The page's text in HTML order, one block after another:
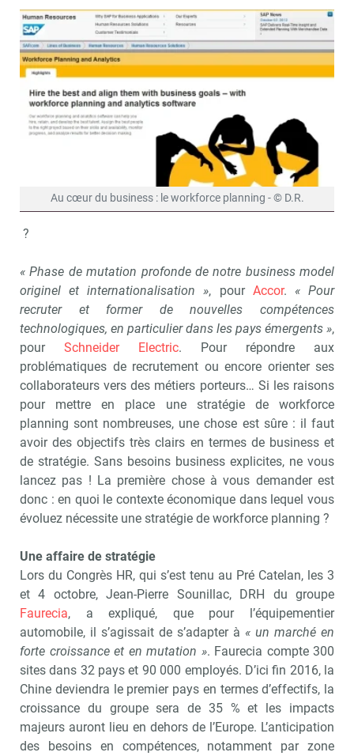
Au cœur du business : le workforce planning - © D.R.
?
« Phase de mutation profonde de notre business model
originel et internationalisation », pour Accor. « Pour
recruter et former de nouvelles compétences
technologiques, en particulier dans les pays émergents »,
pour Schneider Electric. Pour répondre aux
problématiques de recrutement ou encore orienter ses
collaborateurs vers des métiers porteurs… Si les raisons
pour mettre en place une stratégie de workforce
planning sont nombreuses, une chose est sûre : il faut
avoir des objectifs très clairs en termes de business et
de stratégie. Sans besoins business explicites, ne vous
lancez pas ! La première chose à vous demander est
donc : en quoi le contexte économique dans lequel vous
évoluez nécessite une stratégie de workforce planning ?
Une affaire de stratégie
Lors du Congrès HR, qui s’est tenu au Pré Catelan, les 3
et 4 octobre, Jean-Pierre Sounillac, DRH du groupe
Faurecia, a expliqué, que pour l’équipementier
automobile, il s’agissait de s’adapter à « un marché en
forte croissance et en mutation ». Faurecia compte 300
sites dans 32 pays et 90 000 employés. D’ici fin 2016, la
Chine deviendra le premier pays en termes d’effectifs, la
croissance du groupe sera de 35 % et les impacts
majeurs auront lieu en dehors de l’Europe. L’anticipation
des besoins en compétences, notamment par zone